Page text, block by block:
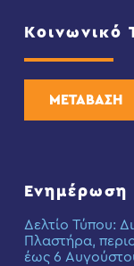
Κοινωνικό
ΜΕΤΑΒΑΣΗ
Ενημέρωση
Δελτίο Τύπου:
Πλαστήρα,
έως 6